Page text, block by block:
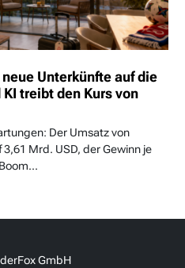
Unterkünfte auf die
treibt den Kurs von
Der Umsatz von
Mrd. USD, der Gewinn je
GmbH